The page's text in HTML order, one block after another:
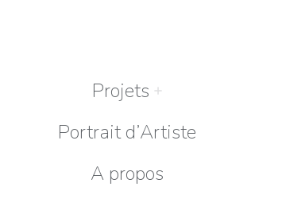
Projets
Portrait d’Artiste
A propos